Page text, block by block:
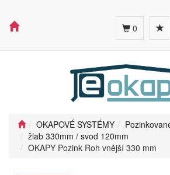
0
OKAPOVÉ SYSTÉMY
žlab 330mm / svod 120mm
OKAPY Pozink Roh vnější 330 mm